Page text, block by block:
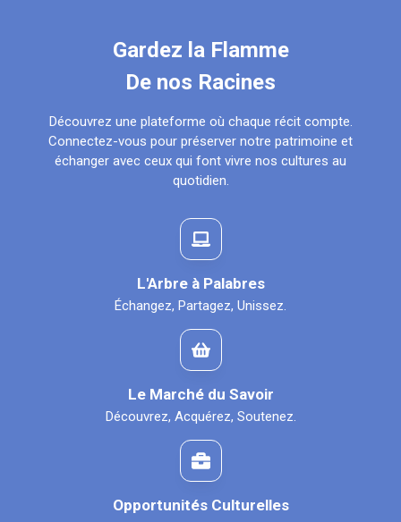
Gardez la Flamme
De nos Racines
Découvrez une plateforme où chaque récit compte.
Connectez-vous pour préserver notre patrimoine et
échanger avec ceux qui font vivre nos cultures au
quotidien.
L'Arbre à Palabres
Échangez, Partagez, Unissez.
Le Marché du Savoir
Découvrez, Acquérez, Soutenez.
Opportunités Culturelles